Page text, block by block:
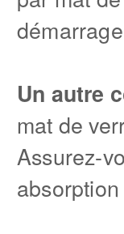
Un autre
mat de
Assurez-